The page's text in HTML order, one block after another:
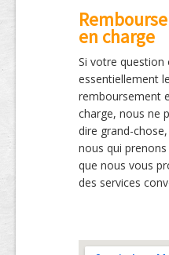
en charge
Si votre question
essentiellement
remboursement
charge, nous ne
dire grand-chose,
nous qui prenons
que nous vous
des services